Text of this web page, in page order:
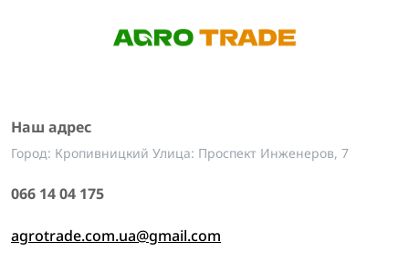
Наш адрес
Город: Кропивницкий Улица: Проспект Инженеров, 7
066 14 04 175
agrotrade.com.ua@gmail.com